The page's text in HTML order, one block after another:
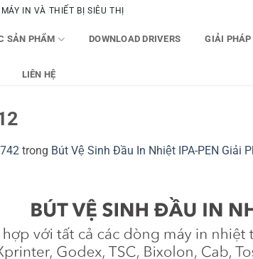
IN VÀ THIẾT BỊ SIÊU THỊ
SẢN PHẨM DOWNLOAD DRIVERS GIẢI
LIÊN HỆ
trong Bút Vệ Sinh Đầu In Nhiệt IPA-PEN Giải